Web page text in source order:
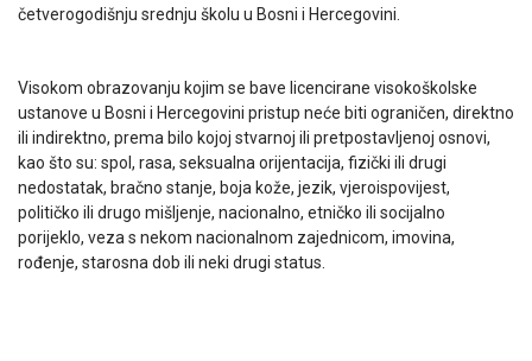
četverogodišnju srednju školu u Bosni i Hercegovini.
Visokom obrazovanju kojim se bave licencirane visokoškolske
ustanove u Bosni i Hercegovini pristup neće biti ograničen, direktno
ili indirektno, prema bilo kojoj stvarnoj ili pretpostavljenoj osnovi,
kao što su: spol, rasa, seksualna orijentacija, fizički ili drugi
nedostatak, bračno stanje, boja kože, jezik, vjeroispovijest,
političko ili drugo mišljenje, nacionalno, etničko ili socijalno
porijeklo, veza s nekom nacionalnom zajednicom, imovina,
rođenje, starosna dob ili neki drugi status.